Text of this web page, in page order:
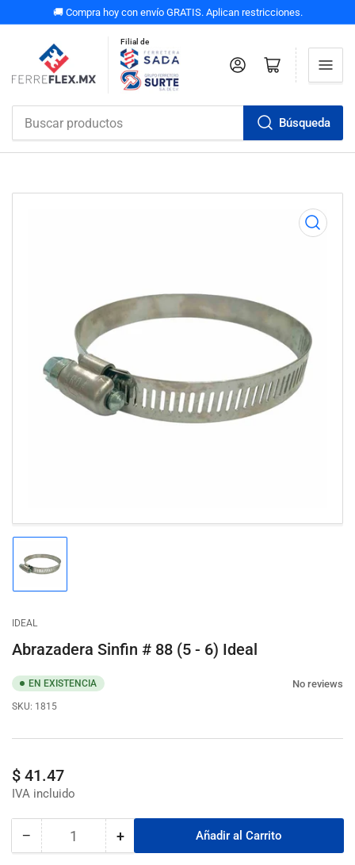
🚚 Compra hoy con envío GRATIS. Aplican restricciones.
Filial de
Búsqueda
Iniciar sesiónAbrir carrito pequeño
1
en
modal
Cargar
1
galería
IDEAL
Abrazadera Sinfin # 88 (5 - 6) Ideal
EN EXISTENCIA
SKU: 1815
No reviews
Precio
regular
$ 41.47
− Reducir
Cantidad +Aumentar
Añadir al Carrito